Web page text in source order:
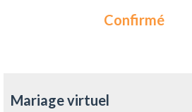
Confirmé
Mariage virtuel